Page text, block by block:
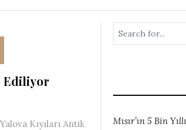
Ediliyor
Kıyıları Antik
Mısır’ın 5 Bin